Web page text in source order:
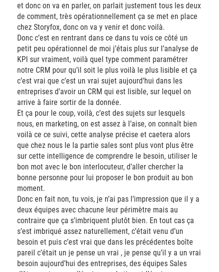
et donc on va en parler, on parlait justement tous les deux
de comment, très opérationnellement ça se met en place
chez Storyfox, donc on va y venir et donc voilà.
Donc c’est en rentrant dans ce dans tu vois ce côté un
petit peu opérationnel de moi j’étais plus sur l’analyse de
KPI sur vraiment, voilà quel type comment paramétrer
notre CRM pour qu’il soit le plus voilà le plus lisible et ça
c’est vrai que c’est un vrai sujet aujourd’hui dans les
entreprises d’avoir un CRM qui est lisible, sur lequel on
arrive à faire sortir de la donnée.
Et ça pour le coup, voilà, c’est des sujets sur lesquels
nous, en marketing, on est assez à l’aise, on connaît bien
voilà ce ce suivi, cette analyse précise et caetera alors
que chez nous le la partie sales sont plus vont plus être
sur cette intelligence de comprendre le besoin, utiliser le
bon mot avec le bon interlocuteur, d’aller chercher la
bonne personne pour lui proposer le bon produit au bon
moment.
Donc en fait non, tu vois, je n’ai pas l’impression que il y a
deux équipes avec chacune leur périmètre mais au
contraire que ça s’imbriquent plutôt bien. En tout cas ça
s’est imbriqué assez naturellement, c’était venu d’un
besoin et puis c’est vrai que dans les précédentes boîte
pareil c’était un je pense un vrai , je pense qu’il y a un vrai
besoin aujourd’hui des entreprises, des équipes Sales